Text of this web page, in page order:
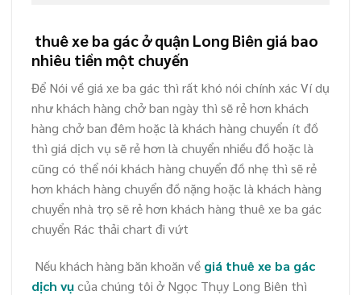
thuê xe ba gác ở quận Long Biên giá bao
nhiêu tiền một chuyến
Để Nói về giá xe ba gác thì rất khó nói chính xác Ví dụ
như khách hàng chở ban ngày thì sẽ rẻ hơn khách
hàng chở ban đêm hoặc là khách hàng chuyển ít đồ
thì giá dịch vụ sẽ rẻ hơn là chuyển nhiều đồ hoặc là
cũng có thể nói khách hàng chuyển đồ nhẹ thì sẽ rẻ
hơn khách hàng chuyển đồ nặng hoặc là khách hàng
chuyển nhà trọ sẽ rẻ hơn khách hàng thuê xe ba gác
chuyển Rác thải chart đi vứt
Nếu khách hàng băn khoăn về giá thuê xe ba gác
dịch vụcủa chúng tôi ở Ngọc Thụy Long Biên thì